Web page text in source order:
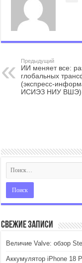
Предыдущий
ИИ меняет все:
глобальных
(экспресс-
ИСИЭЗ НИУ ВШЭ)
Свежие записи
Величие Valve: обзор
Аккумулятор iPhone 18